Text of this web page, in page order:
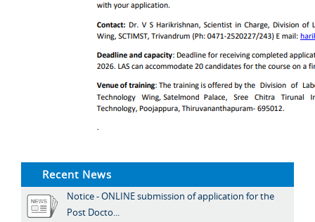
Recent News
Notice - ONLINE submission of application for the
Post Docto...